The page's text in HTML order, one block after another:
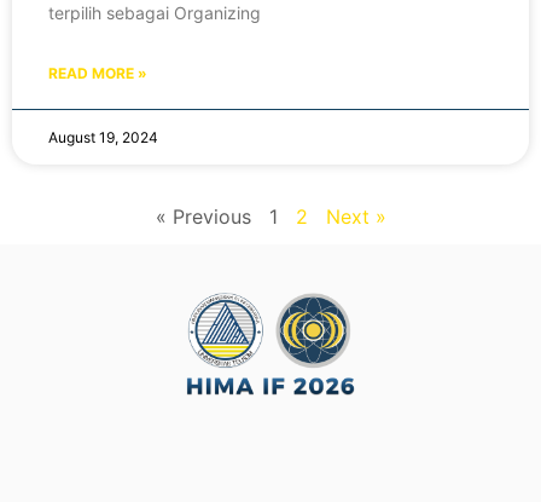
terpilih sebagai Organizing
READ MORE »
August 19, 2024
« Previous 1 2 Next »